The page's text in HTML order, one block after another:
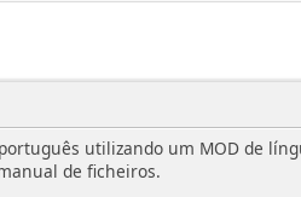
utilizando um MOD de
de ficheiros.